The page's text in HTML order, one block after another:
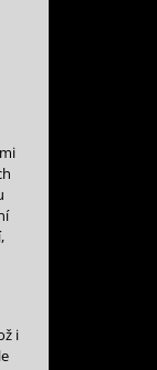
rezervací
na:
nejsou podány
podávat
i